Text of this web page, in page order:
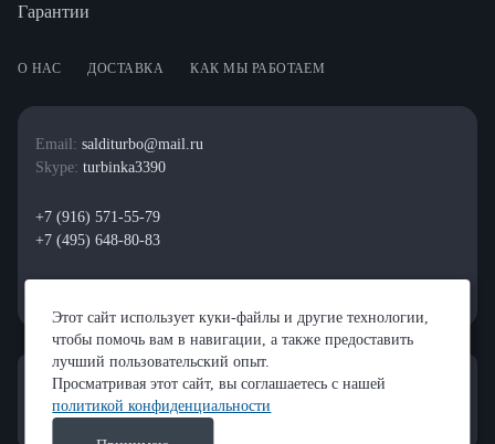
Гарантии
О НАС ДОСТАВКА КАК МЫ РАБОТАЕМ
Email: salditurbo@mail.ru
Skype: turbinka3390
+7 (916) 571-55-79
+7 (495) 648-80-83
Этот сайт использует куки-файлы и другие технологии,
чтобы помочь вам в навигации, а также предоставить
лучший пользовательский опыт.
Просматривая этот сайт, вы соглашаетесь с нашей
политикой конфиденциальности